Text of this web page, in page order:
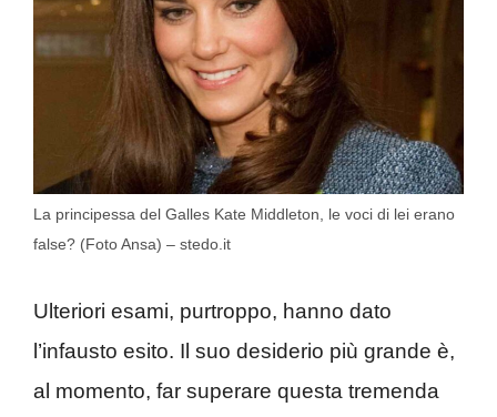
La principessa del Galles Kate Middleton, le voci di lei erano
false? (Foto Ansa) – stedo.it
Ulteriori esami, purtroppo, hanno dato
l’infausto esito. Il suo desiderio più grande è,
al momento, far superare questa tremenda